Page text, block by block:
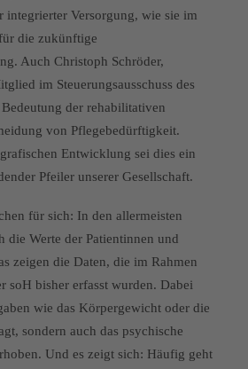
integrierter Versorgung, wie sie im
die zukünftige
Auch Christoph Schröder,
im Steuerungsausschuss des
der rehabilitativen
von Pflegebedürftigkeit.
Entwicklung sei dies ein
Pfeiler unserer Gesellschaft.
für sich: In den allermeisten
die Werte der Patientinnen und
zeigen die Daten, die im Rahmen
soH bisher erfasst wurden. Dabei
wie das Körpergewicht oder die
sondern auch das psychische
Und es zeigt sich: Häufig geht